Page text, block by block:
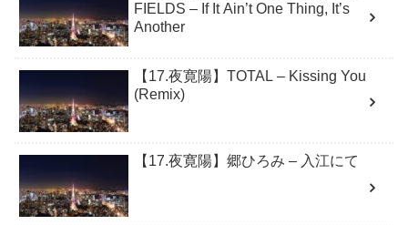
FIELDS – If It Ain’t One Thing, It’s
Another
【17.夜寛陽】TOTAL – Kissing You
(Remix)
【17.夜寛陽】郷ひろみ – 入江にて